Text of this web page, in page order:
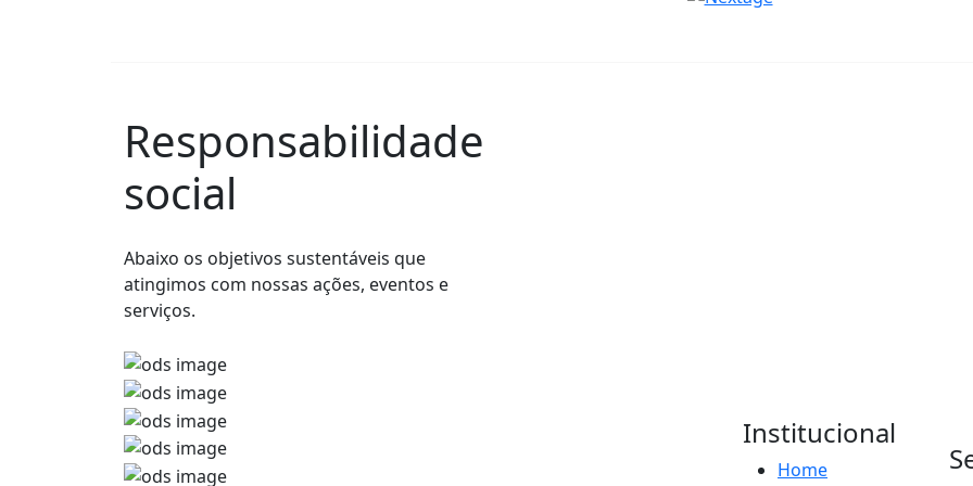
Responsabilidade
social
Abaixo os objetivos sustentáveis que
atingimos com nossas ações, eventos e
serviços.
Institucional
Home